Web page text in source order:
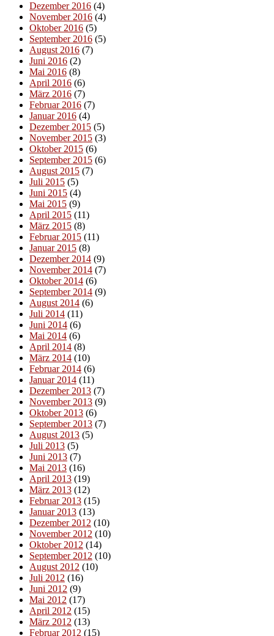
Dezember 2016 (4)
November 2016 (4)
Oktober 2016 (5)
September 2016 (5)
August 2016 (7)
Juni 2016 (2)
Mai 2016 (8)
April 2016 (6)
März 2016 (7)
Februar 2016 (7)
Januar 2016 (4)
Dezember 2015 (5)
November 2015 (3)
Oktober 2015 (6)
September 2015 (6)
August 2015 (7)
Juli 2015 (5)
Juni 2015 (4)
Mai 2015 (9)
April 2015 (11)
März 2015 (8)
Februar 2015 (11)
Januar 2015 (8)
Dezember 2014 (9)
November 2014 (7)
Oktober 2014 (6)
September 2014 (9)
August 2014 (6)
Juli 2014 (11)
Juni 2014 (6)
Mai 2014 (6)
April 2014 (8)
März 2014 (10)
Februar 2014 (6)
Januar 2014 (11)
Dezember 2013 (7)
November 2013 (9)
Oktober 2013 (6)
September 2013 (7)
August 2013 (5)
Juli 2013 (5)
Juni 2013 (7)
Mai 2013 (16)
April 2013 (19)
März 2013 (12)
Februar 2013 (15)
Januar 2013 (13)
Dezember 2012 (10)
November 2012 (10)
Oktober 2012 (14)
September 2012 (10)
August 2012 (10)
Juli 2012 (16)
Juni 2012 (9)
Mai 2012 (17)
April 2012 (15)
März 2012 (13)
Februar 2012 (15)